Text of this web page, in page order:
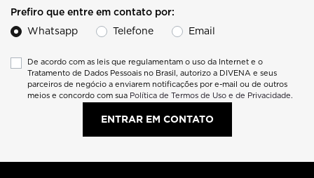
Prefiro que entre em contato por:
Whatsapp
Telefone Email
De acordo com as leis que regulamentam o uso da Internet e o
Tratamento de Dados Pessoais no Brasil, autorizo a DIVENA e seus
parceiros de negócio a enviarem notificações por e-mail ou de outros
meios e concordo com sua Política de Termos de Uso e de Privacidade.
ENTRAR EM CONTATO